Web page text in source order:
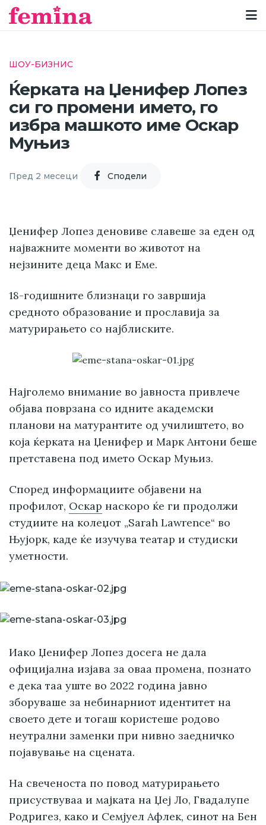
ШОУ-БИЗНИС
Ќерката на Џенифер Лопез
си го промени името, го
избра машкото име Оскар
Муњиз
Пред 2 месеци Cподели
Џенифер Лопез деновиве славеше за еден од
најважните моменти во животот на
нејзините деца Макс и Еме.
18-годишните близнаци го завршија
средното образование и прославија за
матурирањето со најблиските.
Најголемо внимание во јавноста привлече
објава поврзана со идните академски
планови на матурантите од училиштето, во
која ќерката на Џенифер и Марк Антони беше
претставена под името Оскар Муњиз.
Според информациите објавени на
профилот, Оскар наскоро ќе ги продолжи
студиите на колеџот „Sarah Lawrence“ во
Њујорк, каде ќе изучува театар и студиски
уметности.
Иако Џенифер Лопез досега не дала
официјална изјава за оваа промена, познато
е дека таа уште во 2022 година јавно
зборуваше за небинарниот идентитет на
своето дете и тогаш користеше родово
неутрални заменки при нивно заедничко
појавување на сцената.
На свеченоста по повод матурирањето
присуствуваа и мајката на Џеј Ло, Гвадалупе
Родригез, како и Семјуел Афлек, синот на Бен